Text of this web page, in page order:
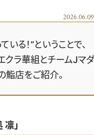
2026.06.09
る！”ということで、
ラ華組とチームJマダ
鮨店をご紹介。
凛」